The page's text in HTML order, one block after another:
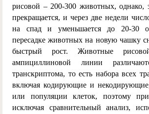
рисовой – 200-300 животных, однако,
прекращается, и через две недели
на спад и уменьшается до 20-30
пересадке животных на новую чашку
быстрый рост. Животные
ампициллиновой линии
транскриптома, то есть набора всех
включая кодирующие и
или популяции клеток, поэтому при
исключая сравнительный анализ,